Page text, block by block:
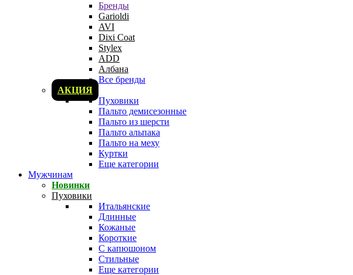
Бренды
Garioldi
AVI
Dixi Coat
Stylex
ADD
Албана
Все бренды
АКЦИЯ
Пуховики
Пальто демисезонные
Пальто из шерсти
Пальто альпака
Пальто на меху
Куртки
Еще категории
Мужчинам
Новинки
Пуховики
Итальянские
Длинные
Кожаные
Короткие
С капюшоном
Стильные
Еще категории